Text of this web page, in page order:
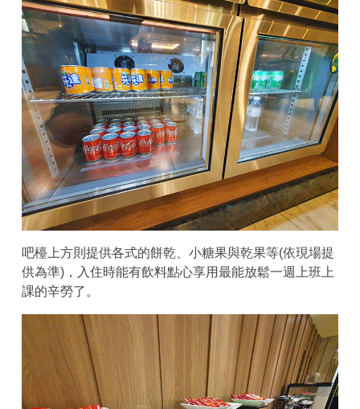
吧檯上方則提供各式的餅乾、小糖果與乾果等(依現場提
供為準)，入住時能有飲料點心享用最能放鬆一週上班上
課的辛勞了。